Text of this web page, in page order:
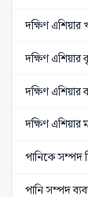
দক্ষিণ এশিয়ার
দক্ষিণ এশিয়ার
দক্ষিণ এশিয়ার
দক্ষিণ
পানিকে সম্পদ
পানি সম্পদ